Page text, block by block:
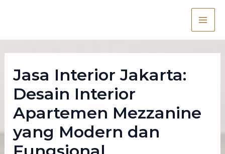
Main
Jasa Interior Jakarta:
Desain Interior
Apartemen Mezzanine
yang Modern dan